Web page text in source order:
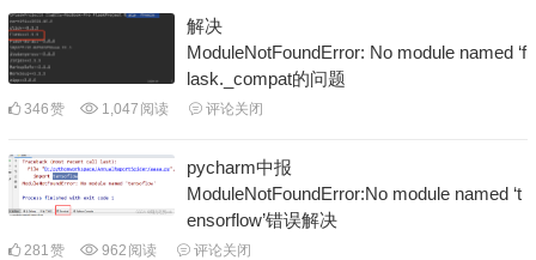
解决
ModuleNotFoundError: No module named ‘f
lask._compat的问题
346赞 1,047 阅读 评论关闭
pycharm中报
ModuleNotFoundError:No module named ‘t
ensorflow’错误解决
281赞 962 阅读 评论关闭